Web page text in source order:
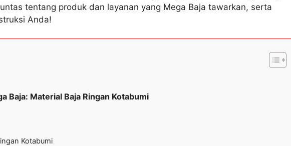
tentang produk dan layanan yang Mega Baja tawarkan, serta
Anda!
Baja: Material Baja Ringan Kotabumi
Kotabumi